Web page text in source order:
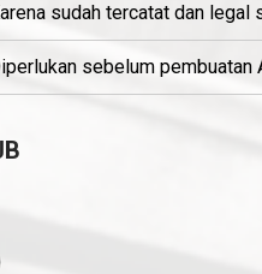
sudah tercatat dan legal
sebelum pembuatan